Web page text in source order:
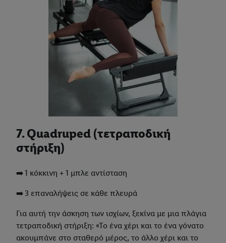
7. Quadruped (τετραποδική
στήριξη)
➡️ 1 κόκκινη + 1 μπλε αντίσταση
➡️ 3 επαναλήψεις σε κάθε πλευρά
Για αυτή την άσκηση των ισχίων, ξεκίνα με μια πλάγια
τετραποδική στήριξη: «Το ένα χέρι και το ένα γόνατο
ακουμπάνε στο σταθερό μέρος, το άλλο χέρι και το